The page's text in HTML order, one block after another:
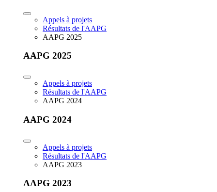
Appels à projets
Résultats de l'AAPG
AAPG 2025
AAPG 2025
Appels à projets
Résultats de l'AAPG
AAPG 2024
AAPG 2024
Appels à projets
Résultats de l'AAPG
AAPG 2023
AAPG 2023